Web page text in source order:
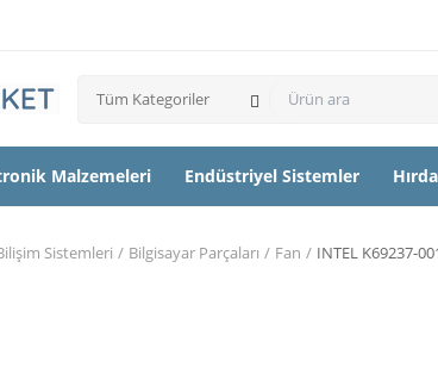
Tüm Kategoriler
Malzemeleri Endüstriyel Sistemler
Sistemleri Bilgisayar Parçaları Fan INTEL K69237-